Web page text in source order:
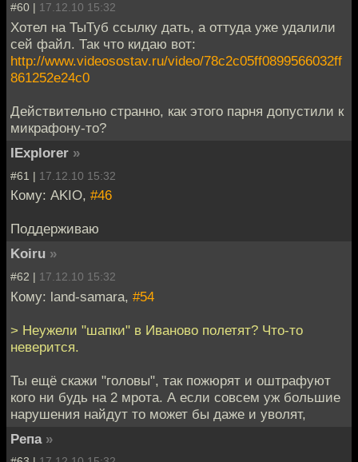
#60 | 17.12.10 15:32
Хотел на ТыТуб ссылку дать, а оттуда уже удалили
сей файл. Так что кидаю вот:
http://www.videosostav.ru/video/78c2c05ff0899566032ff
861252e24c0
Действительно странно, как этого парня допустили к
микрафону-то?
IExplorer »
#61 | 17.12.10 15:32
Кому: AKIO, #46
Поддерживаю
Koiru »
#62 | 17.12.10 15:32
Кому: land-samara, #54
> Неужели "шапки" в Иваново полетят? Что-то
неверится.
Ты ещё скажи "головы", так пожюрят и оштрафуют
кого ни будь на 2 мрота. А если совсем уж большие
нарушения найдут то может бы даже и уволят,
Репа »